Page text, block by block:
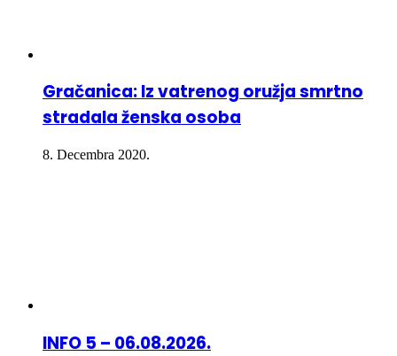
Gračanica: Iz vatrenog oružja smrtno
stradala ženska osoba
8. Decembra 2020.
INFO 5 – 06.08.2026.